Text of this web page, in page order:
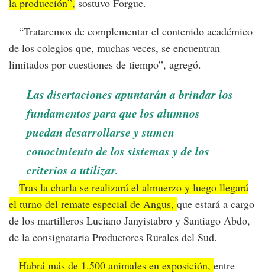
la producción”, sostuvo Forgue.
“Trataremos de complementar el contenido académico
de los colegios que, muchas veces, se encuentran
limitados por cuestiones de tiempo”, agregó.
Las disertaciones apuntarán a brindar los
fundamentos para que los alumnos
puedan desarrollarse y sumen
conocimiento de los sistemas y de los
criterios a utilizar.
Tras la charla se realizará el almuerzo y luego llegará
el turno del remate especial de Angus, que estará a cargo
de los martilleros Luciano Janyistabro y Santiago Abdo,
de la consignataria Productores Rurales del Sud.
Habrá más de 1.500 animales en exposición, entre